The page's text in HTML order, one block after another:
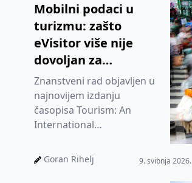
Mobilni podaci u
turizmu: zašto
eVisitor više nije
dovoljan za
upravljanje
destinacijama
Znanstveni rad objavljen u
najnovijem izdanju
časopisa Tourism: An
International
pokazuje kako se domaći
turistički tokovi m...
Goran Rihelj 9. svibnja 2026.